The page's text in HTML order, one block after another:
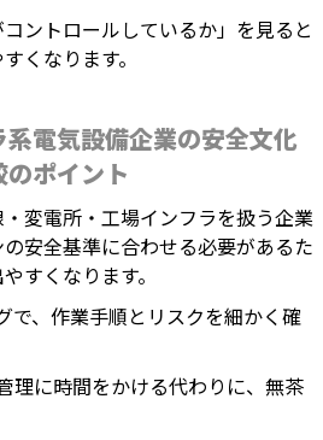
ントロールしているか」を見ると
くなります。
電気設備企業の安全文化
ポイント
変電所・工場インフラを扱う企業
安全基準に合わせる必要があるた
すくなります。
で、作業手順とリスクを細かく確
理に時間をかける代わりに、無茶